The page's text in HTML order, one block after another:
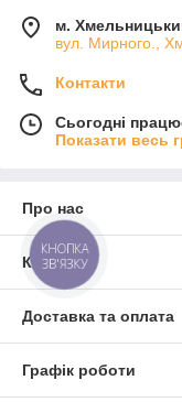
м.
вул. Мирного.,
Контакти
Сьогодні
Показати весь
Про нас
Контакти
Доставка та оплата
Графік роботи
КНОПКА
ЗВ'ЯЗКУ